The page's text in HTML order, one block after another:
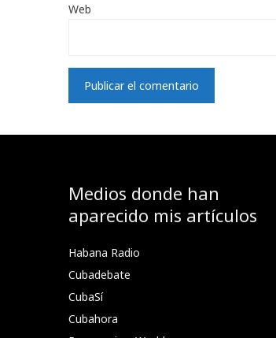
Web
Medios donde han
aparecido mis artículos
Habana Radio
Cubadebate
CubaSí
Cubahora